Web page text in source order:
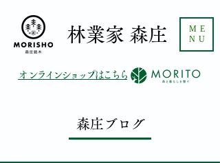
​林業家 森庄
​オンラインショップはこちら
ME
NU
森庄ブログ